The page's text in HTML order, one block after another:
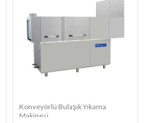
Konveyörlü Bulaşık Yıkama
Makinesi